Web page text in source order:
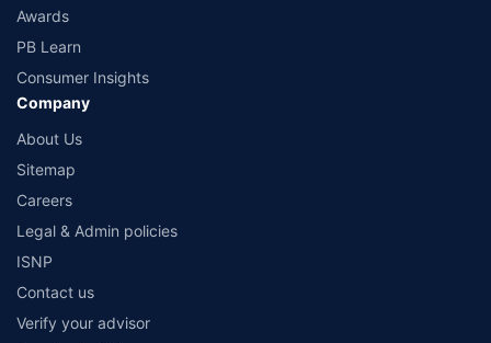
Awards
PB Learn
Consumer Insights
Company
About Us
Sitemap
Careers
Legal & Admin policies
ISNP
Contact us
Verify your advisor